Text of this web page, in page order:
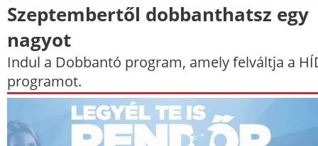
Szeptembertől dobbanthatsz egy
nagyot
Indul a Dobbantó program, amely felváltja a
programot.